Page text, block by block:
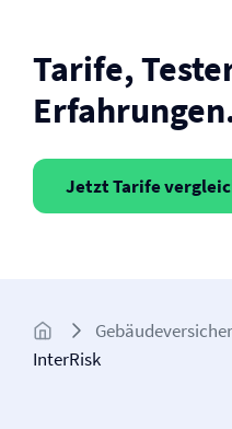
Tarife,
Jetzt Tarife
InterRisk